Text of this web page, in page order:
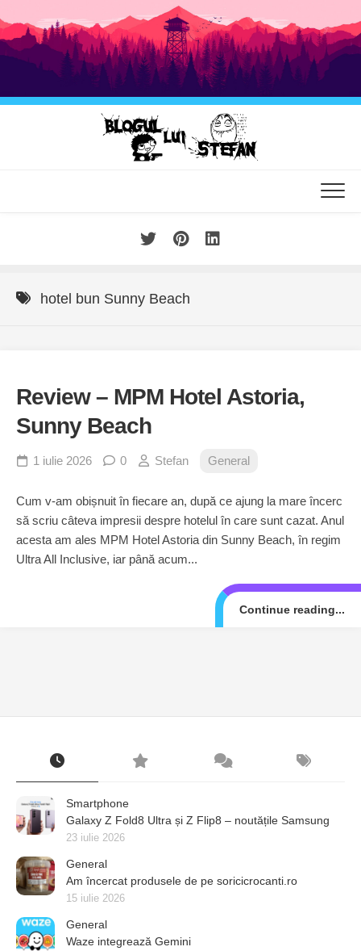
to
content
hotel bun Sunny Beach
Review – MPM Hotel Astoria,
Sunny Beach
1 iulie 2026 0 Stefan General
Cum v-am obișnuit în fiecare an, după ce ajung la mare încerc
să scriu câteva impresii despre hotelul în care sunt cazat. Anul
acesta am ales MPM Hotel Astoria din Sunny Beach, în regim
Ultra All Inclusive, iar până acum...
Continue reading...
Smartphone
Galaxy Z Fold8 Ultra și Z Flip8 – noutățile Samsung
23 iulie 2026
General
Am încercat produsele de pe soricicrocanti.ro
15 iulie 2026
General
Waze integrează Gemini